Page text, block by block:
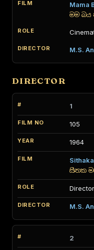
Mama
මම බය
M.S.
DIRECTOR
1
105
1964
සිතක
Director
M.S.
2